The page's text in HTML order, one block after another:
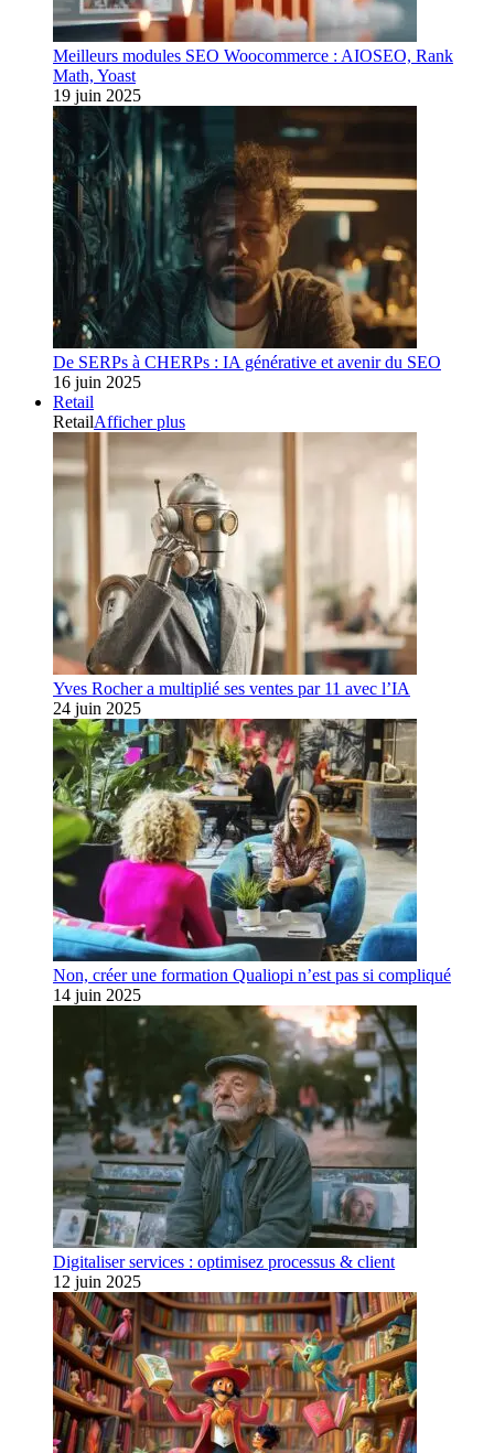
Meilleurs modules SEO Woocommerce : AIOSEO, Rank
Math, Yoast
19 juin 2025
De SERPs à CHERPs : IA générative et avenir du SEO
16 juin 2025
Retail
RetailAfficher plus
Yves Rocher a multiplié ses ventes par 11 avec l’IA
24 juin 2025
Non, créer une formation Qualiopi n’est pas si compliqué
14 juin 2025
Digitaliser services : optimisez processus & client
12 juin 2025